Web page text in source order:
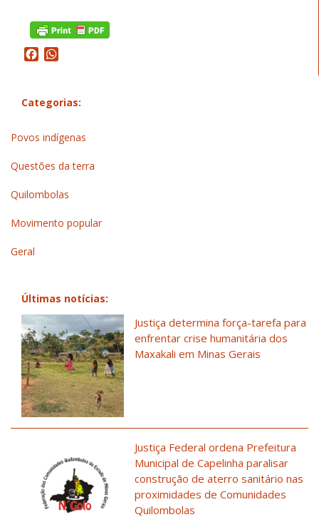
Facebook
Categorias:
Povos indígenas
Questões da terra
Quilombolas
Movimento popular
Geral
Últimas notícias:
Justiça determina força-tarefa para
enfrentar crise humanitária dos
Maxakali em Minas Gerais
Justiça Federal ordena Prefeitura
Municipal de Capelinha paralisar
construção de aterro sanitário nas
proximidades de Comunidades
Quilombolas